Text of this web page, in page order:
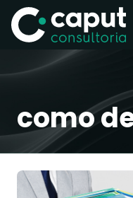
como